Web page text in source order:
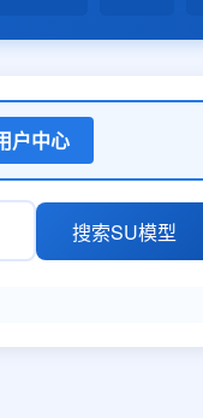
户中心
搜索SU模型